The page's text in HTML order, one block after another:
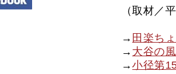
（取材／
→ 田楽ち
→ 大谷の
→小径第